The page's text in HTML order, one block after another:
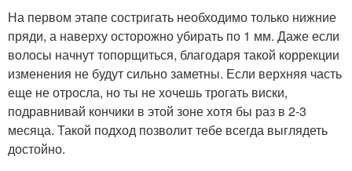
На первом этапе состригать необходимо только нижние
пряди, а наверху осторожно убирать по 1 мм. Даже если
волосы начнут топорщиться, благодаря такой коррекции
изменения не будут сильно заметны. Если верхняя часть
еще не отросла, но ты не хочешь трогать виски,
подравнивай кончики в этой зоне хотя бы раз в 2-3
месяца. Такой подход позволит тебе всегда выглядеть
достойно.